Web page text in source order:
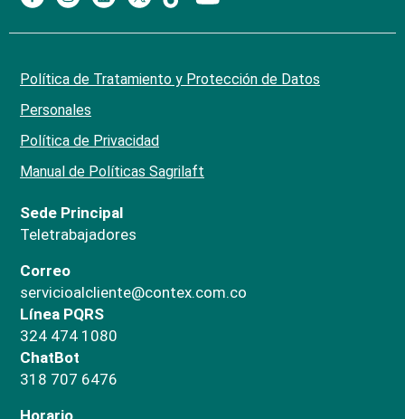
Política de Tratamiento y Protección de Datos
Personales
Política de Privacidad
Manual de Políticas Sagrilaft
Sede Principal
Teletrabajadores
Correo
servicioalcliente@contex.com.co
Línea PQRS
324 474 1080
ChatBot
318 707 6476
Horario